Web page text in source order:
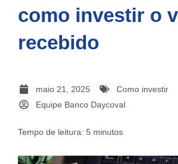
como investir o
recebido
maio 21, 2025
Como investir
Equipe Banco Daycoval
Tempo de leitura: 5 minutos